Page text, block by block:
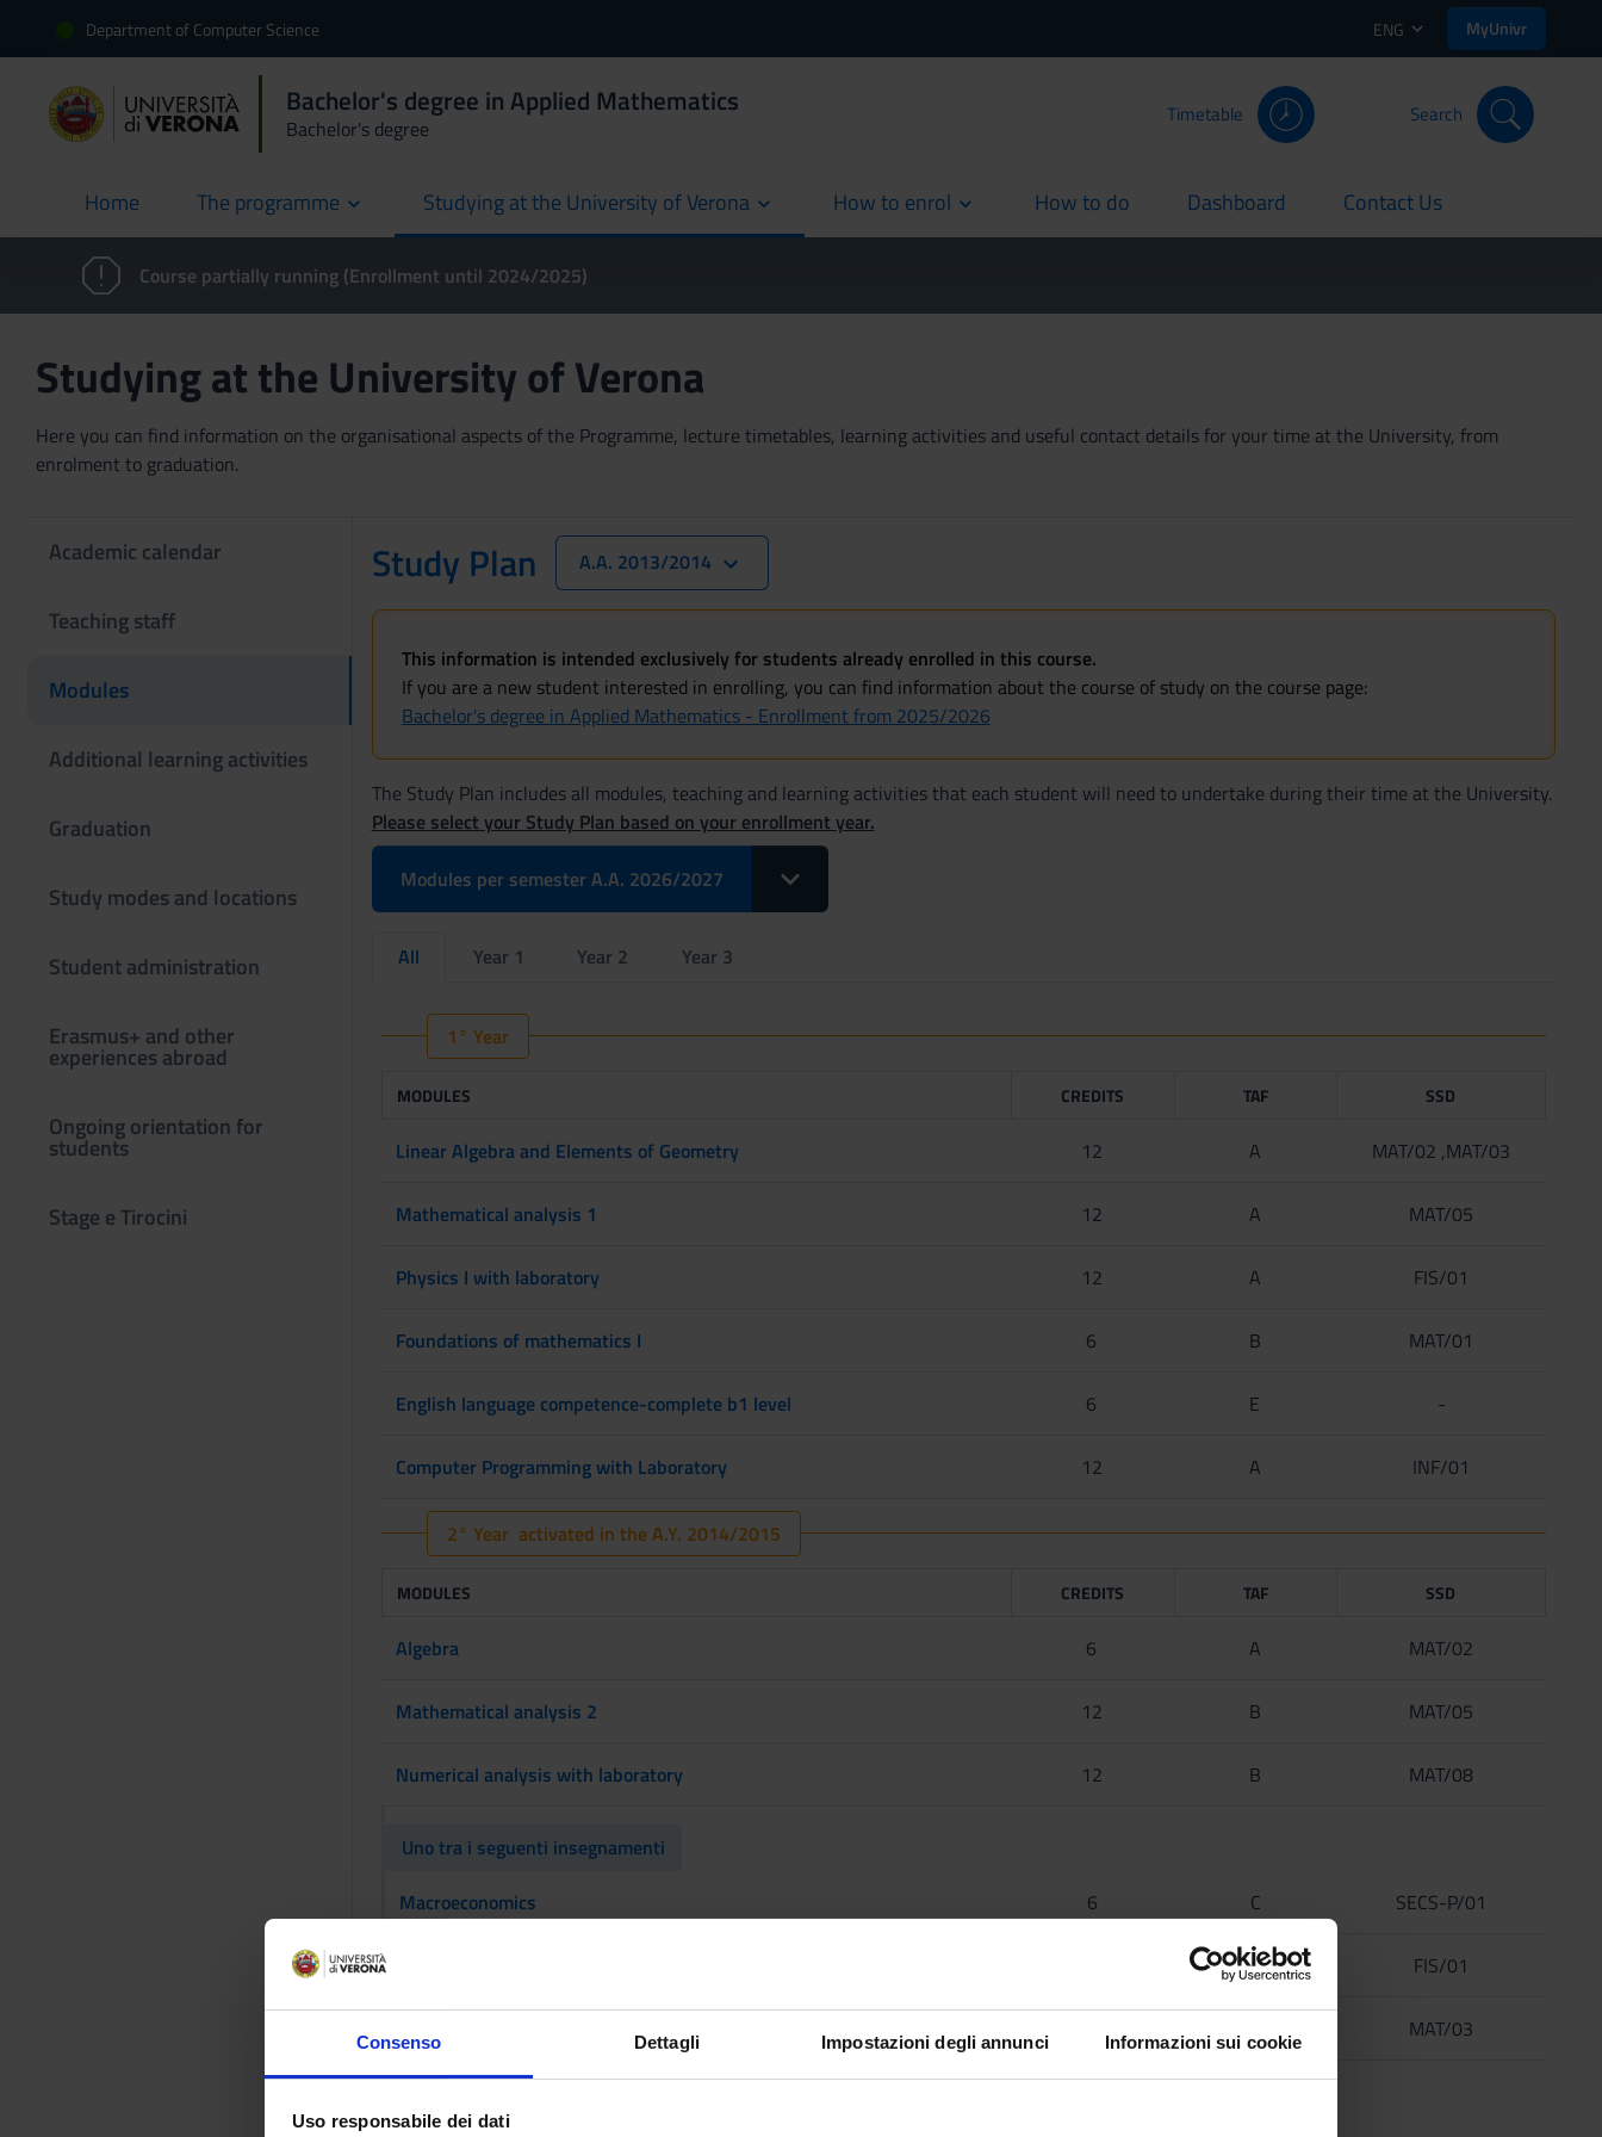
Consenso Dettagli Impostazioni degli annunci Informazioni sui cookie
Uso responsabile dei dati
Department of Computer Science ENG MyUnivr
Bachelor's degree in Applied Mathematics
Bachelor's degree
Timetable Search
Home
current The programme Studying at the University of Verona How to enrol How to do
current Dashboard
current Contact Us
current
Course partially running (Enrollment until 2024/2025)
Studying at the University of Verona
Here you can find information on the organisational aspects of the Programme, lecture timetables, learning activities and useful contact details for your time at the University, from
enrolment to graduation.
Academic calendar
Teaching staff
Modules
Additional learning activities
Graduation
Study modes and locations
Student administration
Erasmus+ and other
experiences abroad
Ongoing orientation for
students
Stage e Tirocini
Study Plan A.A. 2013/2014
This information is intended exclusively for students already enrolled in this course.
If you are a new student interested in enrolling, you can find information about the course of study on the course page:
Bachelor's degree in Applied Mathematics - Enrollment from 2025/2026
The Study Plan includes all modules, teaching and learning activities that each student will need to undertake during their time at the University.
Please select your Study Plan based on your enrollment year.
Modules per semester A.A. 2026/2027
Toggle Dropdown Select Modules per semester
All Year 1 Year 2 Year 3
1° Year
MODULES CREDITS TAF SSD
Linear Algebra and Elements of Geometry 12 A MAT/02 ,MAT/03
Mathematical analysis 1 12 A MAT/05
Physics I with laboratory 12 A FIS/01
Foundations of mathematics I 6 B MAT/01
English language competence-complete b1 level 6 E -
Computer Programming with Laboratory 12 A INF/01
2° Year activated in the A.Y. 2014/2015
MODULES CREDITS TAF SSD
Algebra 6 A MAT/02
Mathematical analysis 2 12 B MAT/05
Numerical analysis with laboratory 12 B MAT/08
Uno tra i seguenti insegnamenti
Macroeconomics
6 C SECS-P/01
C FIS/01
MAT/03